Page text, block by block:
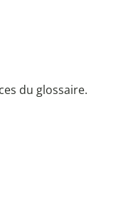
du glossaire.